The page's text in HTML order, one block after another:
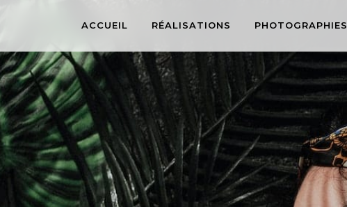
ACCUEIL RÉALISATIONS PHOTOGRAPHIES